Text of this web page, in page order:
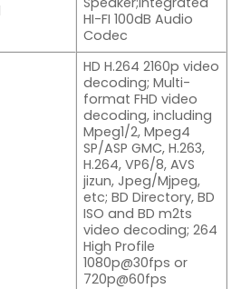
Speaker;Integrated
HI-FI 100dB Audio
Codec
HD H.264 2160p video
decoding; Multi-
format FHD video
decoding, including
Mpeg1/2, Mpeg4
SP/ASP GMC, H.263,
H.264, VP6/8, AVS
jizun, Jpeg/Mjpeg,
etc; BD Directory, BD
ISO and BD m2ts
video decoding; 264
High Profile
1080p@30fps or
720p@60fps